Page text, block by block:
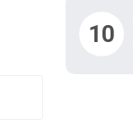
10